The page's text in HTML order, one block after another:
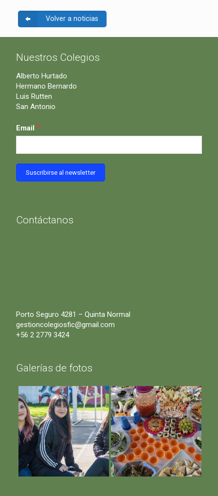
Volver a noticias
Nuestros Colegios
Alberto Hurtado
Hermano Bernardo
Luis Rutten
San Antonio
Email *
Contáctanos
Porto Seguro 4281 – Quinta Normal
gestioncolegiosfic@gmail.com
+56 2 2779 3424
Galerías de fotos